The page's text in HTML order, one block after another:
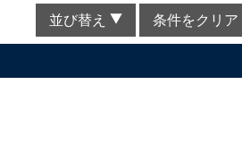
並び替え 条件をクリア